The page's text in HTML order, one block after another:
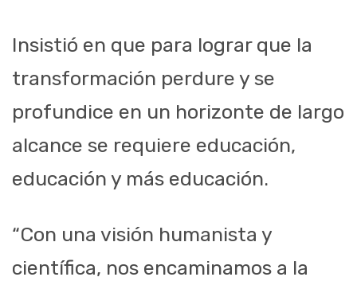
Insistió en que para lograr que la
transformación perdure y se
profundice en un horizonte de largo
alcance se requiere educación,
educación y más educación.
“Con una visión humanista y
científica, nos encaminamos a la